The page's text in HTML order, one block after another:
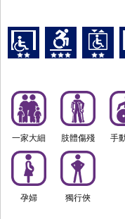
一家大細 肢體傷殘 手
孕婦 獨行俠